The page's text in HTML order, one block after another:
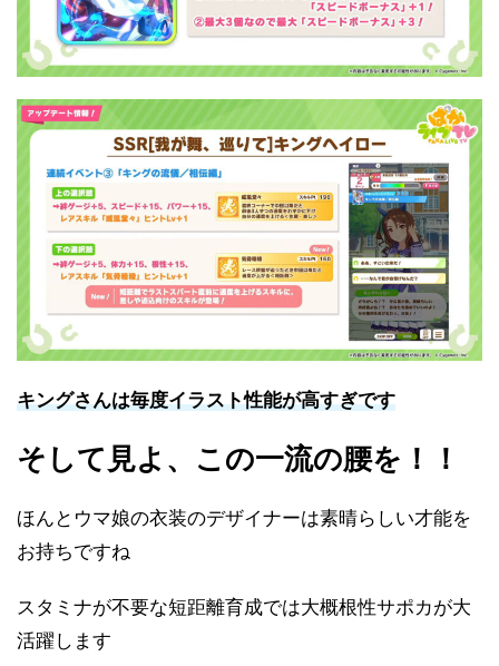
キングさんは毎度イラスト性能が高すぎです
そして見よ、この一流の腰を！！
ほんとウマ娘の衣装のデザイナーは素晴らしい才能を
お持ちですね
スタミナが不要な短距離育成では大概根性サポカが大
活躍します